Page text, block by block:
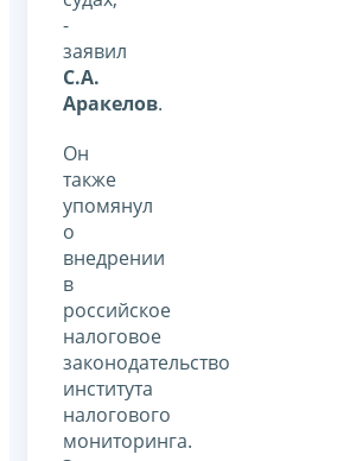
-
заявил
С.А.
Аракелов.
Он
также
упомянул
о
внедрении
в
российское
налоговое
законодательство
института
налогового
мониторинга.